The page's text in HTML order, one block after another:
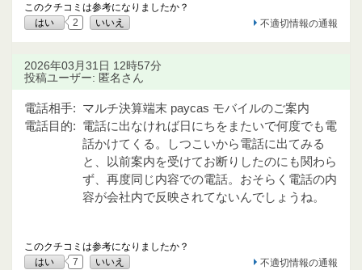
このクチコミは参考になりましたか？
はい
2 いいえ 不適切情報の通報
2026年03月31日 12時57分
投稿ユーザー: 匿名さん
電話相手: マルチ決算端末 paycas モバイルのご案内
電話目的: 電話に出なければ日にちをまたいで何度でも電
話かけてくる。しつこいから電話に出てみる
と、以前案内を受けてお断りしたのにも関わら
ず、再度同じ内容での電話。おそらく電話の内
容が会社内で反映されてないんでしょうね。
このクチコミは参考になりましたか？
はい
7 いいえ 不適切情報の通報